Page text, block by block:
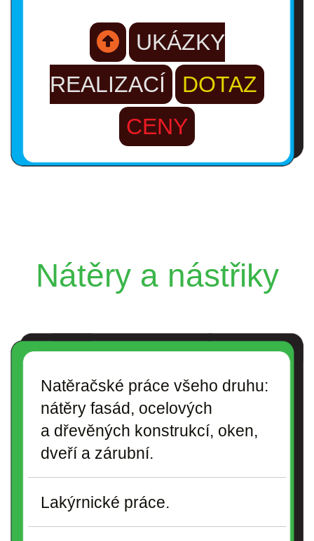
UKÁZKY
REALIZACÍ
DOTAZ
CENY
Nátěry a nástřiky
Natěračské práce všeho druhu:
nátěry fasád, ocelových
a dřevěných konstrukcí, oken,
dveří a zárubní.
Lakýrnické práce.